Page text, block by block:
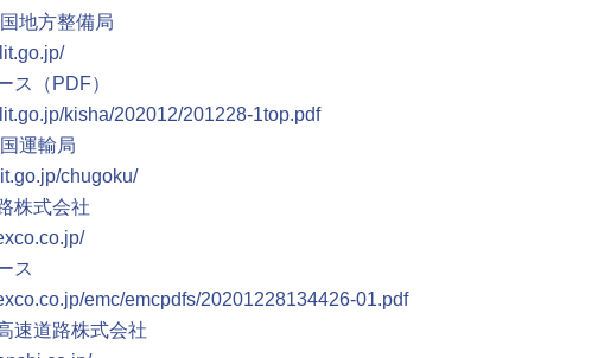
地方整備局
ス（PDF）
kisha/202012/201228-1top.pdf
運輸局
chugoku/
株式会社
ス
emc/emcpdfs/20201228134426-01.pdf
速道路株式会社